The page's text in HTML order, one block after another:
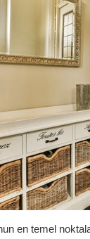
en temel